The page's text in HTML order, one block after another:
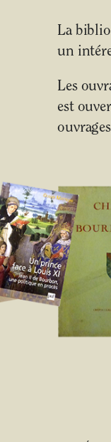
La
un
Les
est